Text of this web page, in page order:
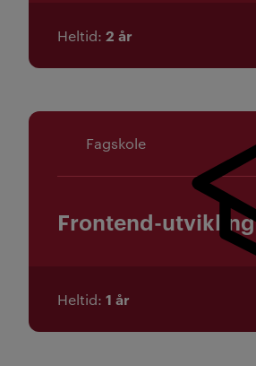
Heltid 2 år
Frontend-utvikling
Fagskole
Heltid 1 år